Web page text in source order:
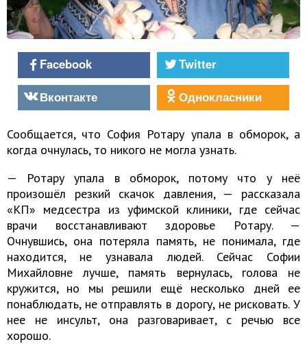
Facebook
Twitter
Вконтакте
Однокласники
Сообщается, что София Ротару упала в обморок, а
когда очнулась, то никого не могла узнать.
— Ротару упала в обморок, потому что у неё
произошёл резкий скачок давления, — рассказала
«КП» медсестра из уфимской клиники, где сейчас
врачи восстанавливают здоровье Ротару. —
Очнувшись, она потеряла память, не понимала, где
находится, не узнавала людей. Сейчас Софии
Михайловне лучше, память вернулась, голова не
кружится, но мы решили ещё несколько дней ее
понаблюдать, не отправлять в дорогу, не рисковать. У
нее не инсульт, она разговаривает, с речью все
хорошо.